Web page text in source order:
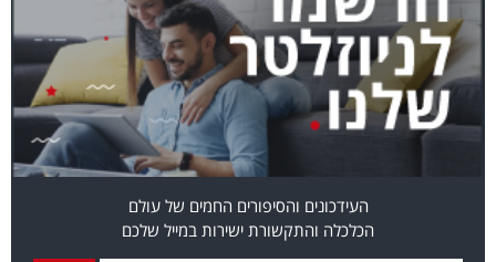
העידכונים והסיפורים החמים של עולם
הכלכלה והתקשורת ישירות במייל שלכם